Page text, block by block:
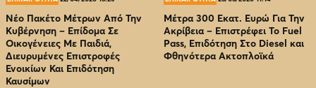
Νέο Πακέτο Μέτρων Από Την
Κυβέρνηση – Επίδομα Σε
Οικογένειες Με Παιδιά,
Διευρυμένες Επιστροφές
Ενοικίων Και Επιδότηση
Καυσίμων
Μέτρα 300 Εκατ. Ευρώ Για Την
Ακρίβεια – Επιστρέφει Το Fuel
Pass, Επιδότηση Στο Diesel και
Φθηνότερα Ακτοπλοϊκά